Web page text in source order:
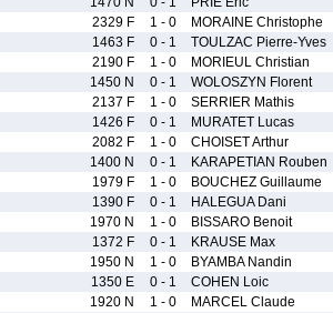
2329 F 1 - 0 MORAINE Christophe
1463 F 0 - 1 TOULZAC Pierre-Yves
2190 F 1 - 0 MORIEUL Christian
1450 N 0 - 1 WOLOSZYN Florent
2137 F 1 - 0 SERRIER Mathis
1426 F 0 - 1 MURATET Lucas
2082 F 1 - 0 CHOISET Arthur
1400 N 0 - 1 KARAPETIAN Rouben
1979 F 1 - 0 BOUCHEZ Guillaume
1390 F 0 - 1 HALEGUA Dani
1970 N 1 - 0 BISSARO Benoit
1372 F 0 - 1 KRAUSE Max
1950 N 1 - 0 BYAMBA Nandin
1350 E 0 - 1 COHEN Loic
1920 N 1 - 0 MARCEL Claude